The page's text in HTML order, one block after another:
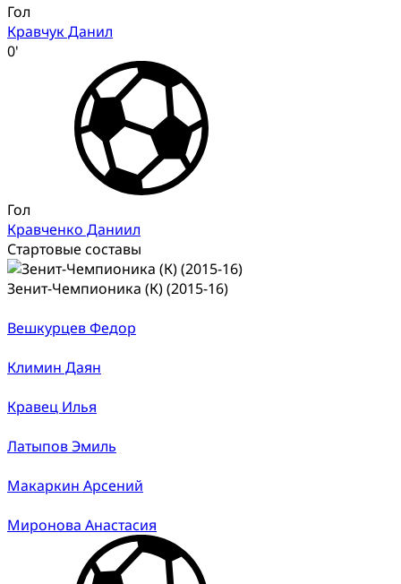
Гол
Кравчук Данил
0'
Гол
Кравченко Даниил
Стартовые составы
Зенит-Чемпионика (К) (2015-16)
Вешкурцев Федор
Климин Даян
Кравец Илья
Латыпов Эмиль
Макаркин Арсений
Миронова Анастасия